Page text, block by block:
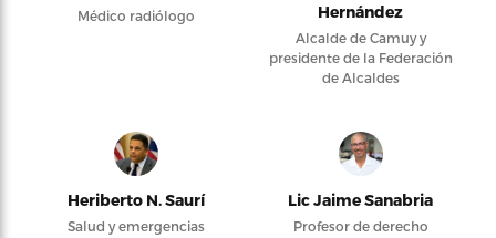
Médico radiólogo
Hernández
Alcalde de Camuy y
presidente de la Federación
de Alcaldes
Heriberto N. Saurí
Salud y emergencias
Lic Jaime Sanabria
Profesor de derecho